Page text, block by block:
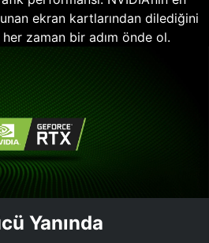
ekran kartlarından dilediğini
zaman bir adım önde ol.
Yanında